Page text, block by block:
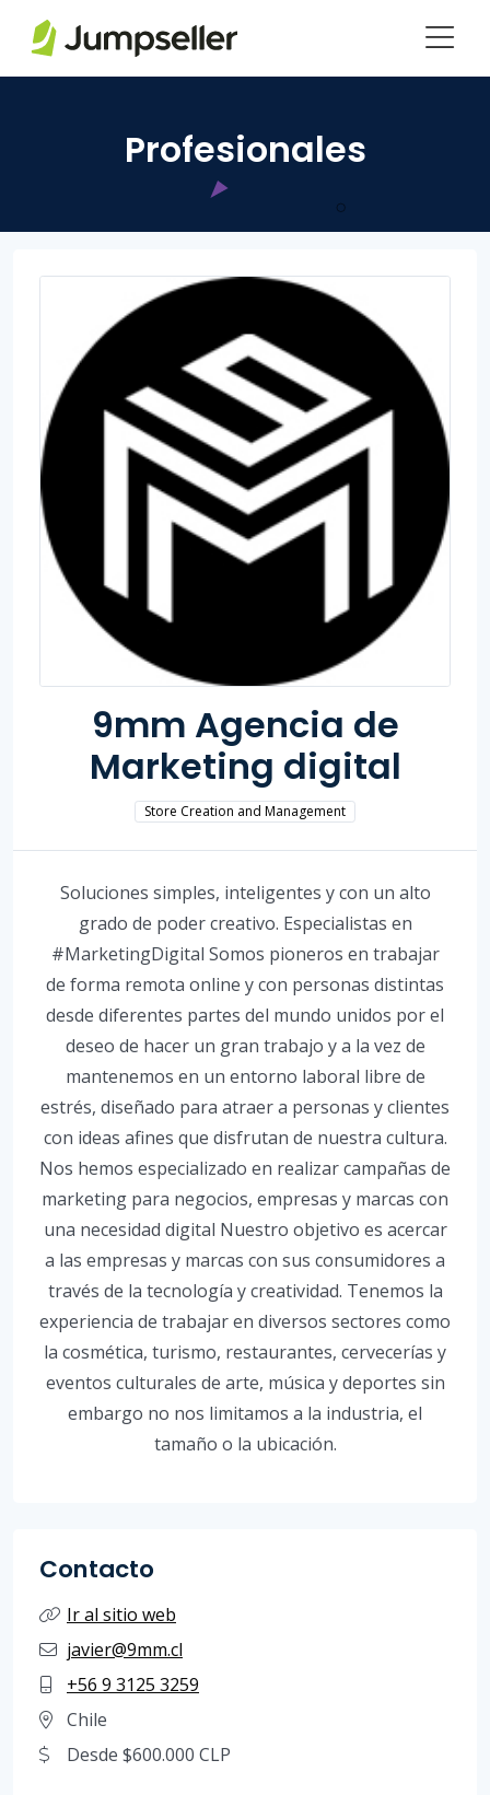
Profesionales
9mm Agencia de
Marketing digital
Store Creation and Management
Soluciones simples, inteligentes y con un alto
grado de poder creativo. Especialistas en
#MarketingDigital Somos pioneros en trabajar
de forma remota online y con personas distintas
desde diferentes partes del mundo unidos por el
deseo de hacer un gran trabajo y a la vez de
mantenemos en un entorno laboral libre de
estrés, diseñado para atraer a personas y clientes
con ideas afines que disfrutan de nuestra cultura.
Nos hemos especializado en realizar campañas de
marketing para negocios, empresas y marcas con
una necesidad digital Nuestro objetivo es acercar
a las empresas y marcas con sus consumidores a
través de la tecnología y creatividad. Tenemos la
experiencia de trabajar en diversos sectores como
la cosmética, turismo, restaurantes, cervecerías y
eventos culturales de arte, música y deportes sin
embargo no nos limitamos a la industria, el
tamaño o la ubicación.
Contacto
Ir al sitio web
javier@9mm.cl
+56 9 3125 3259
Chile
Desde $600.000 CLP